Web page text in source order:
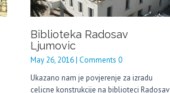
Biblioteka Radosav
Ljumovic
May 26, 2016 | Comments 0
Ukazano nam je povjerenje za izradu
celicne konstrukcije na biblioteci Radosav